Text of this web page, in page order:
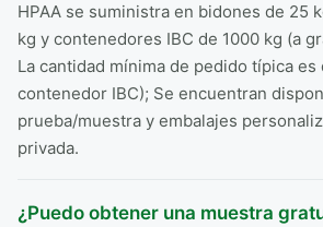
HPAA se suministra en bidones de 25
kg y contenedores IBC de 1000 kg (a
La cantidad mínima de pedido típica es
contenedor IBC); Se encuentran
prueba/muestra y embalajes
privada.
¿Puedo obtener una muestra